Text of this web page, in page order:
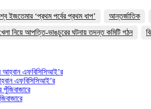
ইজতেমার ‘প্রথম পর্বের প্রথম ধাপ’ আন্তর্জাতিক
নিয়ে আপত্তি-ভাঙচুরের ঘটনায় তদন্ত কমিটি গঠন
এফবিসিসিআই’র